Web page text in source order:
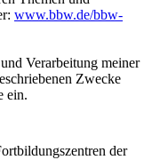
www.bbw.de/bbw-
Verarbeitung meiner
Zwecke
ein.
der